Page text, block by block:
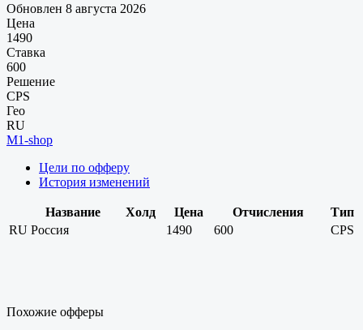
Обновлен 8 августа 2026
Цена
1490
Ставка
600
Решение
CPS
Гео
RU
M1-shop
Цели по офферу
История изменений
Название Холд Цена Отчисления
Тип
RU Россия 1490 600 CPS
Похожие офферы